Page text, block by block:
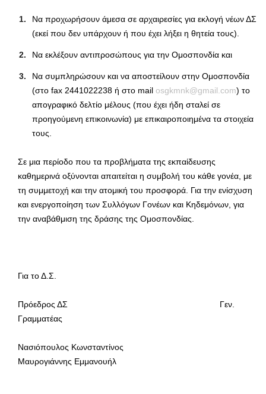
Να προχωρήσουν άμεσα σε αρχαιρεσίες για εκλογή νέων ΔΣ
(εκεί που δεν υπάρχουν ή που έχει λήξει η θητεία τους).
Να εκλέξουν αντιπροσώπους για την Ομοσπονδία και
Να συμπληρώσουν και να αποστείλουν στην Ομοσπονδία
(στο fax 2441022238 ή στο mail osgkmnk@gmail.com) το
απογραφικό δελτίο μέλους (που έχει ήδη σταλεί σε
προηγούμενη επικοινωνία) με επικαιροποιημένα τα στοιχεία
τους.
Σε μια περίοδο που τα προβλήματα της εκπαίδευσης
καθημερινά οξύνονται απαιτείται η συμβολή του κάθε γονέα, με
τη συμμετοχή και την ατομική του προσφορά. Για την ενίσχυση
και ενεργοποίηση των Συλλόγων Γονέων και Κηδεμόνων, για
την αναβάθμιση της δράσης της Ομοσπονδίας.
Για το Δ.Σ.
Πρόεδρος ΔΣ Γεν.
Γραμματέας
Νασιόπουλος Κωνσταντίνος
Μαυρογιάννης Εμμανουήλ